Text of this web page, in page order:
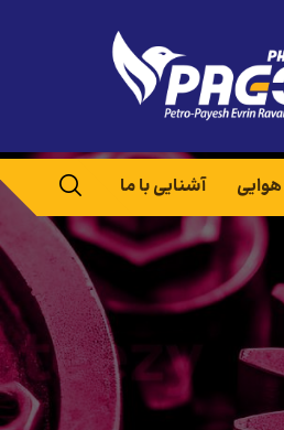
آشنایی با ما